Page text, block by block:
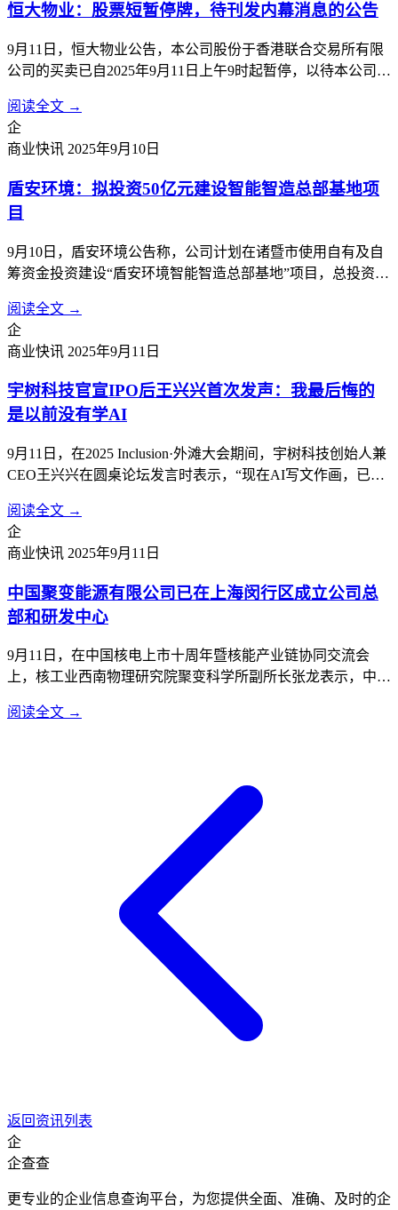
恒大物业：股票短暂停牌，待刊发内幕消息的公告
9月11日，恒大物业公告，本公司股份于香港联合交易所有限
公司的买卖已自2025年9月11日上午9时起暂停，以待本公司根
告。
阅读全文 →
企
商业快讯 2025年9月10日
盾安环境：拟投资50亿元建设智能智造总部基地项
目
9月10日，盾安环境公告称，公司计划在诸暨市使用自有及自
筹资金投资建设“盾安环境智能智造总部基地”项目，总投资额
期为盾安环境智能制造总部基地项目，第二期为盾安环境新能
源汽车热管理总部基地项目。计划建设盾安环境制冷核心零部
件及新能源汽车热管理核心...
阅读全文 →
企
商业快讯 2025年9月11日
宇树科技官宣IPO后王兴兴首次发声：我最后悔的
是以前没有学AI
9月11日，在2025 Inclusion·外滩大会期间，宇树科技创始人兼
CEO王兴兴在圆桌论坛发言时表示，“现在AI写文作画，已经
漠。”这是宇树科技宣布IPO计划后，他首次公开现身，畅谈
大模型时代机器人产业发展的机遇与挑战。王兴兴及他所创
立...
阅读全文 →
企
商业快讯 2025年9月11日
中国聚变能源有限公司已在上海闵行区成立公司总
部和研发中心
9月11日，在中国核电上市十周年暨核能产业链协同交流会
上，核工业西南物理研究院聚变科学所副所长张龙表示，中国
正加速推进聚变事业工程化、商业化应用。
阅读全文 →
返回资讯列表
企
企查查
更专业的企业信息查询平台，为您提供全面、准确、及时的企